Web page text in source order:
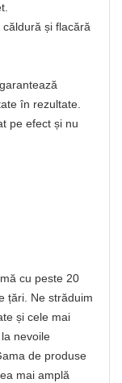
și flacără
în rezultate.
pe efect și nu
cu peste 20
țări. Ne străduim
și cele mai
nevoile
de produse
mai amplă